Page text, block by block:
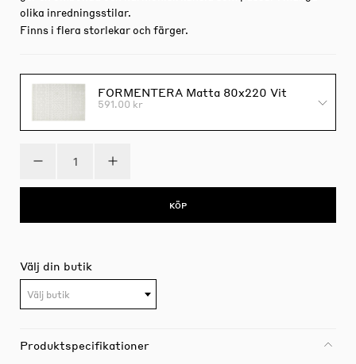
olika inredningsstilar.
Finns i flera storlekar och färger.
FORMENTERA Matta 80x220 Vit
591.00 kr
KÖP
Välj din butik
Välj butik
Produktspecifikationer